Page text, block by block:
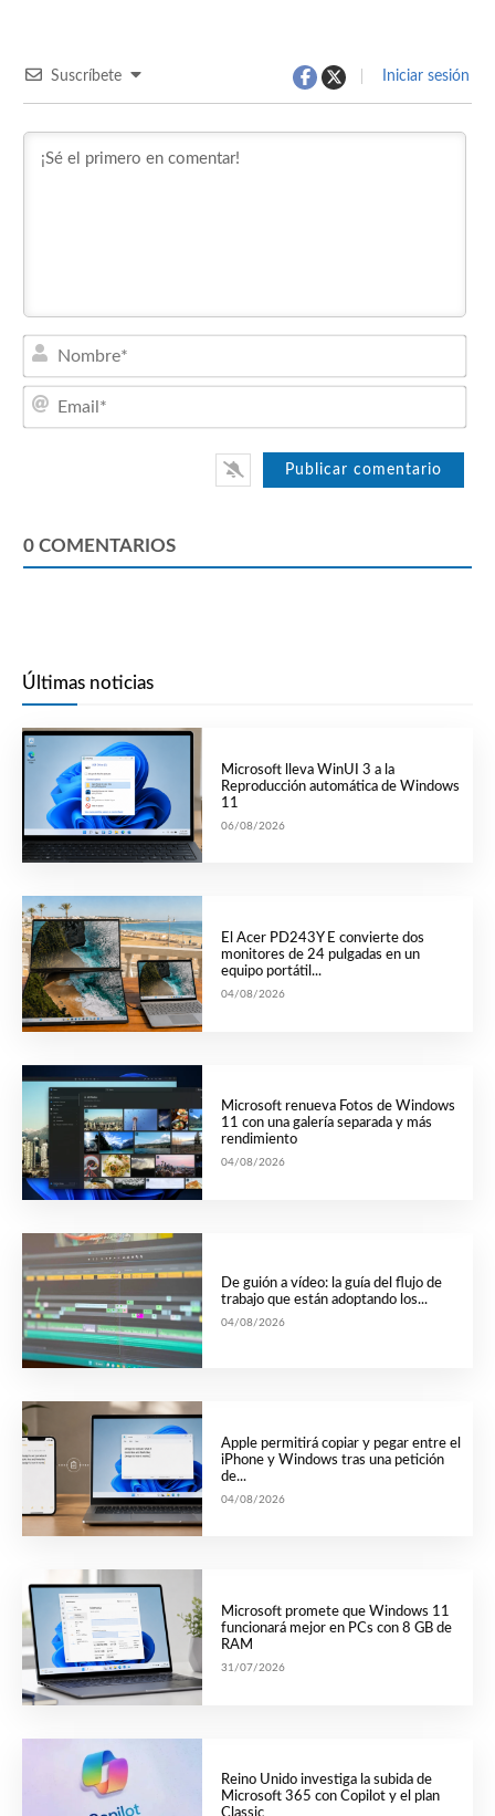
Suscríbete Iniciar sesión
0 COMENTARIOS
Últimas noticias
Microsoft lleva WinUI 3 a la
Reproducción automática de Windows
11
06/08/2026
El Acer PD243Y E convierte dos
monitores de 24 pulgadas en un
equipo portátil...
04/08/2026
Microsoft renueva Fotos de Windows
11 con una galería separada y más
rendimiento
04/08/2026
De guión a vídeo: la guía del flujo de
trabajo que están adoptando los...
04/08/2026
Apple permitirá copiar y pegar entre el
iPhone y Windows tras una petición
de...
04/08/2026
Microsoft promete que Windows 11
funcionará mejor en PCs con 8 GB de
RAM
31/07/2026
Reino Unido investiga la subida de
Microsoft 365 con Copilot y el plan